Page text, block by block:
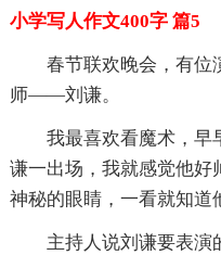
小学写人作文400字 篇5
春节联欢晚会，有位
师——刘谦。
我最喜欢看魔术，早
谦一出场，我就感觉他好
神秘的眼睛，一看就知道
主持人说刘谦要表演